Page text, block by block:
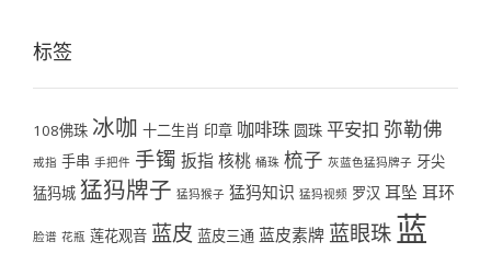
标签
108佛珠 冰咖 十二生肖 印章 咖啡珠 圆珠 平安扣 弥勒佛
戒指 手串 手把件 手镯 扳指 核桃 桶珠 梳子 灰蓝色猛犸牌子 牙尖
猛犸城 猛犸牌子 猛犸猴子 猛犸知识 猛犸视频 罗汉 耳坠 耳环
脸谱 花瓶 莲花观音 蓝皮 蓝皮三通 蓝皮素牌 蓝眼珠蓝